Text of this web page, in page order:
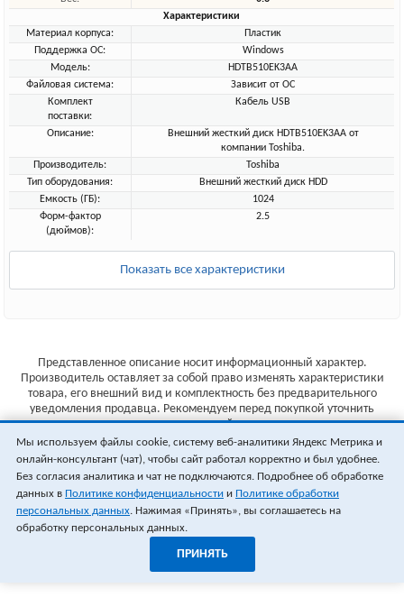
Характеристики
Материал корпуса:
Пластик
Поддержка ОС:
Windows
Модель:
HDTB510EK3AA
Файловая система:
Зависит от ОС
Комплект
поставки:
Кабель USB
Описание:
Внешний жесткий диск HDTB510EK3AA от
компании Toshiba.
Производитель:
Toshiba
Тип оборудования:
Внешний жесткий диск HDD
Емкость (ГБ):
1024
Форм-фактор
(дюймов):
2.5
Показать все характеристики
Представленное описание носит информационный характер.
Производитель оставляет за собой право изменять характеристики
товара, его внешний вид и комплектность без предварительного
уведомления продавца. Рекомендуем перед покупкой уточнить
характеристики товара на сайте производителя.
Указанные цены не являются публичной офертой (ст.435 ГК РФ).
Стоимость и наличие товара уточняйте у менеджера.
Мы используем файлы cookie, систему веб-аналитики Яндекс Метрика и
онлайн-консультант (чат), чтобы сайт работал корректно и был удобнее.
Без согласия аналитика и чат не подключаются. Подробнее об обработке
данных в Политике конфиденциальности и Политике обработки
персональных данных. Нажимая «Принять», вы соглашаетесь на
обработку персональных данных.
ПРИНЯТЬ